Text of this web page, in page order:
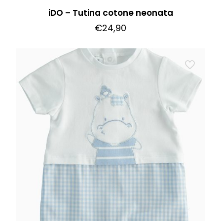
iDO – Tutina cotone neonata
€24,90
prodotto
più
varianti.
opzioni
possono
essere
scelte